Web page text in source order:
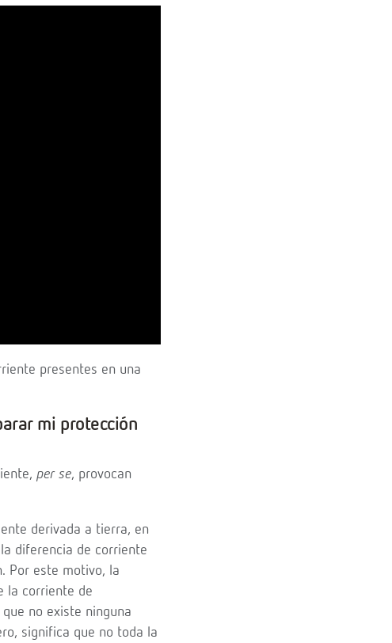
presentes en una
mi protección
per se, provocan
derivada a tierra, en
diferencia de corriente
Por este motivo, la
la corriente de
no existe ninguna
significa que no toda la